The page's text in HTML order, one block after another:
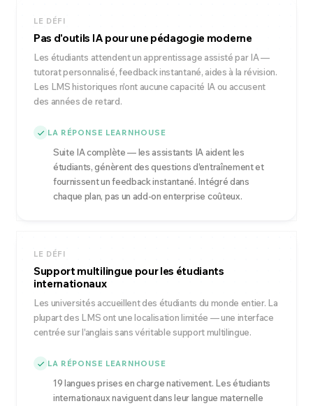
LE DÉFI
Pas d'outils IA pour une pédagogie moderne
Les étudiants attendent un apprentissage assisté par IA —
tutorat personnalisé, feedback instantané, aides à la révision.
Les LMS historiques n'ont aucune capacité IA ou accusent
des années de retard.
LA RÉPONSE LEARNHOUSE
Suite IA complète — les assistants IA aident les
étudiants, génèrent des questions d'entraînement et
fournissent un feedback instantané. Intégré dans
chaque plan, pas un add-on enterprise coûteux.
LE DÉFI
Support multilingue pour les étudiants
internationaux
Les universités accueillent des étudiants du monde entier. La
plupart des LMS ont une localisation limitée — une interface
centrée sur l'anglais sans véritable support multilingue.
LA RÉPONSE LEARNHOUSE
19 langues prises en charge nativement. Les étudiants
internationaux naviguent dans leur langue maternelle